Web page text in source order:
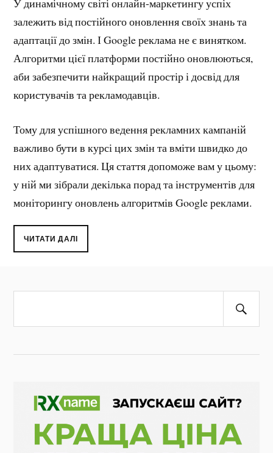
У динамічному світі онлайн-маркетингу успіх
залежить від постійного оновлення своїх знань та
адаптації до змін. І Google реклама не є винятком.
Алгоритми цієї платформи постійно оновлюються,
аби забезпечити найкращий простір і досвід для
користувачів та рекламодавців.
Тому для успішного ведення рекламних кампаній
важливо бути в курсі цих змін та вміти швидко до
них адаптуватися. Ця стаття допоможе вам у цьому:
у ній ми зібрали декілька порад та інструментів для
моніторингу оновлень алгоритмів Google реклами.
ЧИТАТИ ДАЛІ